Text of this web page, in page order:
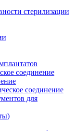
стерилизации
соединение
соединение
для